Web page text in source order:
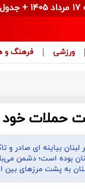
ورزشی فرهنگ و
حملات
لبنان بیاینه ای
بوده است؛ دشمن
به پشت مرزهای بین